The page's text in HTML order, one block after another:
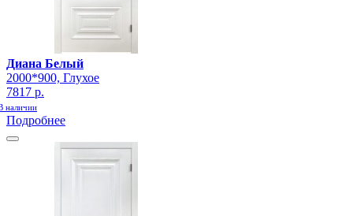
Диана Белый
2000*900, Глухое
7817 р.
наличии
Подробнее